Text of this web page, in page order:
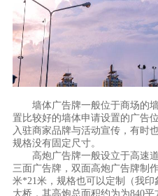
墙体广告牌一般位于商场的墙
置比较好的墙体申请设置的广告
入驻商家品牌与活动宣传，有时
规格没有固定尺寸。
高炮广告牌一般设立于高速道
三面广告牌，双面高炮广告牌制
米*21米，规格也可以定制（我
大桥，其高炮总面积约为为840平